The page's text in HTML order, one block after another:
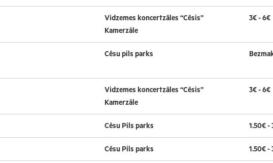
Vidzemes koncertzāles “Cēsis”
Kamerzāle
3€ - 6€
Cēsu pils parks
Vidzemes koncertzāles “Cēsis”
Kamerzāle
3€ - 6€
Cēsu Pils parks 1.50€ -
Cēsu Pils parks 1.50€ -